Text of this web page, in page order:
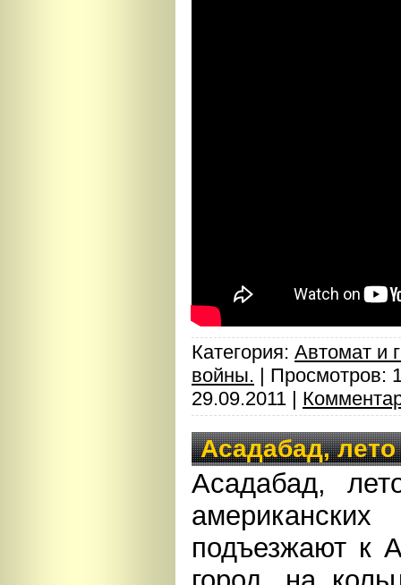
Категория: Автомат и
войны. | Просмотров:
29.09.2011
Асадабад, лето
Асадабад,
подъезжают к